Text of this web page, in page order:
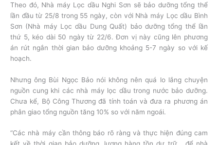
Theo đó, Nhà máy Lọc dầu Nghi Sơn sẽ bảo dưỡng tổng thể
lần đầu từ 25/8 trong 55 ngày, còn với Nhà máy Lọc dầu Bình
Sơn (Nhà máy Lọc dầu Dung Quất) bảo dưỡng tổng thể lần
thứ 5, kéo dài 50 ngày từ 22/6. Đơn vị này cũng lên phương
án rút ngắn thời gian bảo dưỡng khoảng 5-7 ngày so với kế
hoạch.
Nhưng ông Bùi Ngọc Bảo nói không nên quá lo lắng chuyện
nguồn cung khi các nhà máy lọc dầu trong nước bảo dưỡng.
Chưa kể, Bộ Công Thương đã tính toán và đưa ra phương án
phân giao tổng nguồn tăng 10% so với năm ngoái.
“Các nhà máy cần thông báo rõ ràng và thực hiện đúng cam